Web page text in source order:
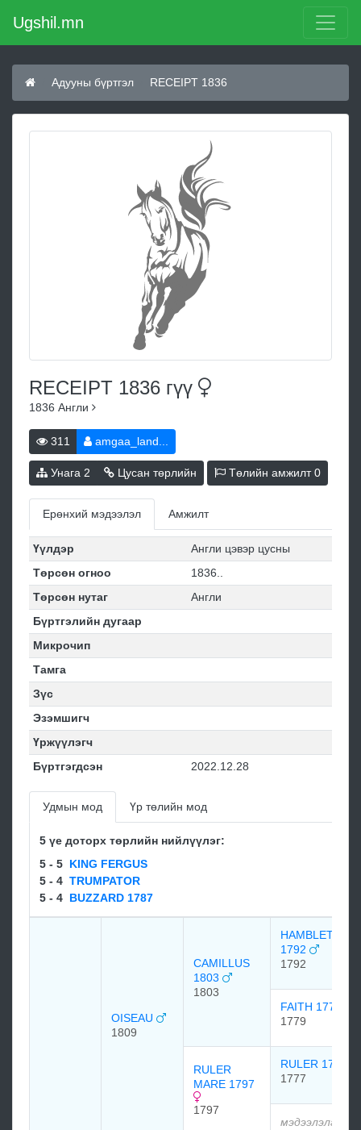
Ugshil.mn
Адууны бүртгэл RECEIPT 1836
RECEIPT 1836 гүү
1836 Англи
311 amgaa_land...
Унага 2 Цусан төрлийн Төлийн амжилт0
Ерөнхий мэдээлэл Амжилт
Үүлдэр
Англи цэвэр цусны
Төрсөн огноо
1836..
Төрсөн нутаг
Англи
Бүртгэлийн дугаар
Микрочип
Тамга
Зүс
Эзэмшигч
Үржүүлэгч
Бүртгэгдсэн
2022.12.28
Удмын мод Үр төлийн мод
5 үе доторх төрлийн нийлүүлэг:
5 - 5 KING FERGUS
5 - 4 TRUMPATOR
5 - 4 BUZZARD 1787
OISEAU
1809
CAMILLUS
1803
1803
1792
1792
FAITH 1779
1779
RULER
MARE 1797
1797
RULER 1777
1777
мэдээлэлгүй